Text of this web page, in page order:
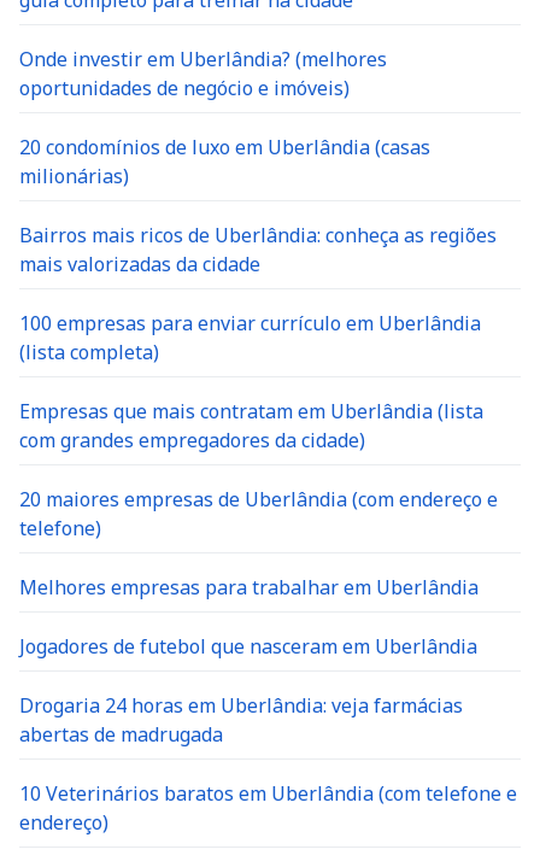
Onde investir em Uberlândia? (melhores
oportunidades de negócio e imóveis)
20 condomínios de luxo em Uberlândia (casas
milionárias)
Bairros mais ricos de Uberlândia: conheça as regiões
mais valorizadas da cidade
100 empresas para enviar currículo em Uberlândia
(lista completa)
Empresas que mais contratam em Uberlândia (lista
com grandes empregadores da cidade)
20 maiores empresas de Uberlândia (com endereço e
telefone)
Melhores empresas para trabalhar em Uberlândia
Jogadores de futebol que nasceram em Uberlândia
Drogaria 24 horas em Uberlândia: veja farmácias
abertas de madrugada
10 Veterinários baratos em Uberlândia (com telefone e
endereço)